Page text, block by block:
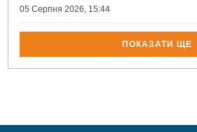
05 Серпня 2026, 15:44
ПОКАЗАТИ ЩЕ